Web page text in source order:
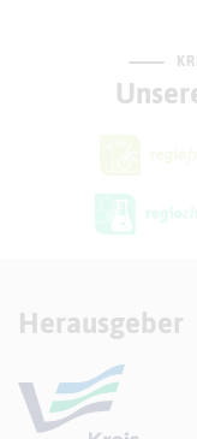
Herausgeber